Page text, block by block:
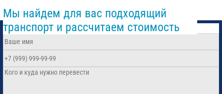
Мы найдем для вас подходящий
транспорт и рассчитаем стоимость